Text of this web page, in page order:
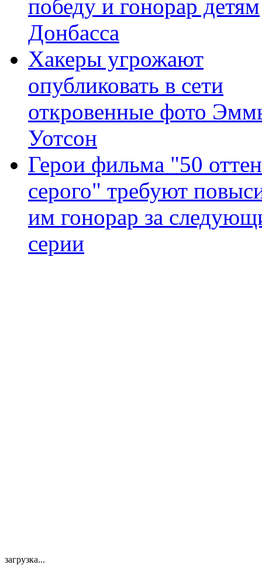
победу и гонорар детям
Донбасса
Хакеры угрожают
опубликовать в сети
откровенные фото
Уотсон
Герои фильма "50
серого" требуют
им гонорар за
серии
загрузка...